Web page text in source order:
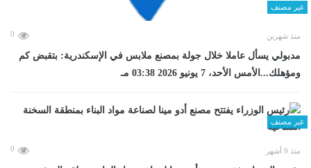
غير مصنف
منذ شهرين 0
مدبولي يسأل عاملا خلال جولة بمصنع ملابس في الإسكندرية: بتقبض كم
ومؤهلك...الأمس الأحد، 7 يونيو 2026 03:38 مـ
غير مصنف
منذ 9 أشهر 0